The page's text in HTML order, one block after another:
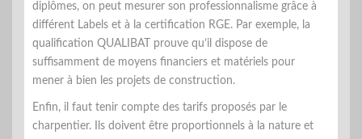
diplômes, on peut mesurer son professionnalisme grâce à
différent Labels et à la certification RGE. Par exemple, la
qualification QUALIBAT prouve qu’il dispose de
suffisamment de moyens financiers et matériels pour
mener à bien les projets de construction.
Enfin, il faut tenir compte des tarifs proposés par le
charpentier. Ils doivent être proportionnels à la nature et